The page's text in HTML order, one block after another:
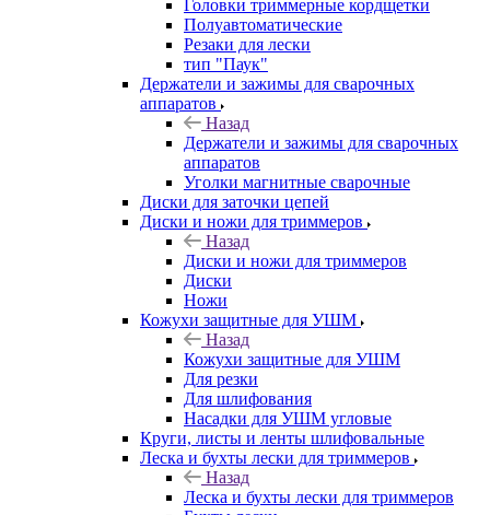
Головки триммерные кордщетки
Полуавтоматические
Резаки для лески
тип "Паук"
Держатели и зажимы для сварочных
аппаратов
Назад
Держатели и зажимы для сварочных
аппаратов
Уголки магнитные сварочные
Диски для заточки цепей
Диски и ножи для триммеров
Назад
Диски и ножи для триммеров
Диски
Ножи
Кожухи защитные для УШМ
Назад
Кожухи защитные для УШМ
Для резки
Для шлифования
Насадки для УШМ угловые
Круги, листы и ленты шлифовальные
Леска и бухты лески для триммеров
Назад
Леска и бухты лески для триммеров